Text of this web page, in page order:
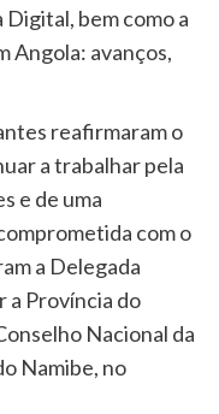
Digital, bem como a
Angola: avanços,
reafirmaram o
a trabalhar pela
e de uma
com o
a Delegada
a Província do
Nacional da
Namibe, no